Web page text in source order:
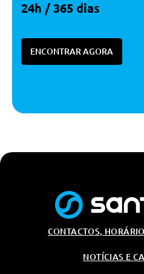
24h / 365 dias
ENCONTRAR AGORA
CONTACTOS,
NOTÍCIAS E